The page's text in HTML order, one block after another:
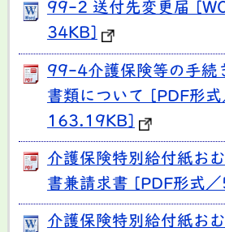
99-2 送付先変更届
34KB]
99-4介護保険等の手続
書類について [PDF形式
163.19KB]
介護保険特別給付紙お
書兼請求書 [PDF形式
介護保険特別給付紙お